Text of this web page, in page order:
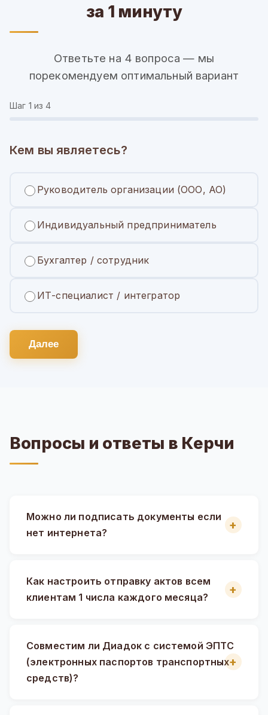
за 1 минуту
Ответьте на 4 вопроса — мы
порекомендуем оптимальный вариант
Шаг 1 из 4
Кем вы являетесь?
Руководитель организации (ООО, АО)
Индивидуальный предприниматель
Бухгалтер / сотрудник
ИТ-специалист / интегратор
Далее
Вопросы и ответы в Керчи
Можно ли подписать документы если
нет интернета?
Как настроить отправку актов всем
клиентам 1 числа каждого месяца?
Совместим ли Диадок с системой ЭПТС
(электронных паспортов транспортных
средств)?